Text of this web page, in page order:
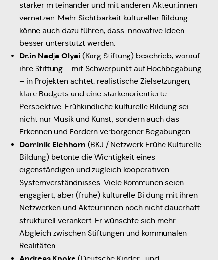
stärker miteinander und mit anderen Akteur:innen
vernetzen. Mehr Sichtbarkeit kultureller Bildung
könne auch dazu führen, dass innovative Ideen
besser unterstützt werden.
Dr.in Nadja Olyai (Karg Stiftung) beschrieb, worauf
ihre Stiftung – mit Schwerpunkt auf Hochbegabung
– in Projekten achtet: realistische Zielsetzungen,
klare Budgets und eine stärkenorientierte
Perspektive. Frühkindliche kulturelle Bildung sei
nicht nur Musik und Kunst, sondern auch das
Erkennen und Fördern verborgener Begabungen.
Dominik Eichhorn (BKJ / Netzwerk Frühe Kulturelle
Bildung) betonte die Wichtigkeit eines
eigenständigen und zugleich kooperativen
Systemverständnisses. Viele Kommunen seien
engagiert, aber (frühe) kulturelle Bildung mit ihren
Netzwerken und Akteur:innen noch nicht dauerhaft
strukturell verankert. Er wünschte sich mehr
Abgleich zwischen Stiftungen und kommunalen
Realitäten.